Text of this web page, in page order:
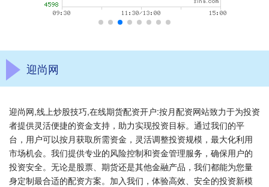
迎尚网
迎尚网,线上炒股技巧,在线期货配资开户:按月配资网站致力于为投资
者提供灵活便捷的资金支持，助力实现投资目标。通过我们的平
台，用户可以按月获取所需资金，灵活调整投资规模，最大化利用
市场机会。我们提供专业的风险控制和资金管理服务，确保用户的
投资安全。无论是股票、期货还是其他金融产品，我们都能为您量
身定制最合适的配资方案。加入我们，体验高效、安全的投资新模